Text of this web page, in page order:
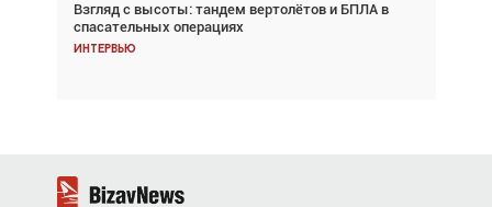
Взгляд с высоты: тандем вертолётов и БПЛА в
спасательных операциях
Интервью
Частный самолёт – это актив. Подходите к
покупке соответствующим образом
Интервью